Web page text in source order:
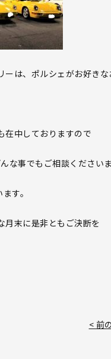
は、ポルシェがお好きな
在中しておりますので
な事でもご相談くださいま
す。
月末に是非ともご決断を
< 前